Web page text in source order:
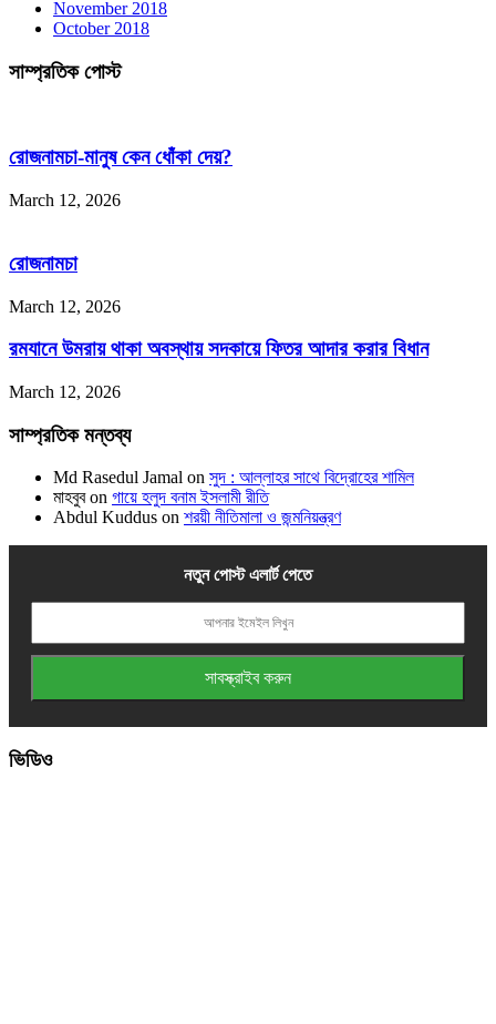
November 2018
October 2018
সাম্প্রতিক পোস্ট
রোজনামচা-মানুষ কেন ধোঁকা দেয়?
March 12, 2026
রোজনামচা
March 12, 2026
রমযানে উমরায় থাকা অবস্থায় সদকায়ে ফিতর আদার করার বিধান
March 12, 2026
সাম্প্রতিক মন্তব্য
Md Rasedul Jamal on সুদ : আল্লাহর সাথে বিদ্রোহের শামিল
মাহবুবon গায়ে হলুদ বনাম ইসলামী রীতি
Abdul Kuddus on শরয়ী নীতিমালা ও জন্মনিয়ন্ত্রণ
নতুন পোস্ট এলার্ট পেতে
ভিডিও